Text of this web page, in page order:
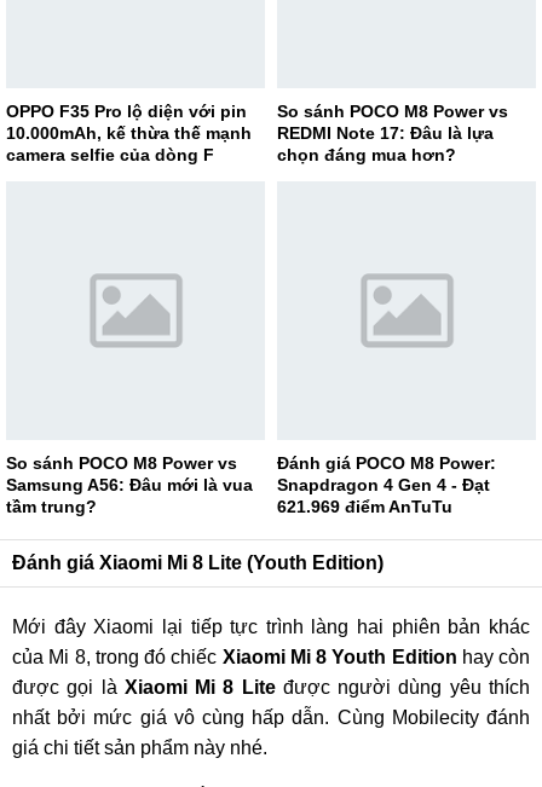
OPPO F35 Pro lộ diện với pin
10.000mAh, kế thừa thế mạnh
camera selfie của dòng F
So sánh POCO M8 Power vs
REDMI Note 17: Đâu là lựa
chọn đáng mua hơn?
So sánh POCO M8 Power vs
Samsung A56: Đâu mới là vua
tầm trung?
Đánh giá POCO M8 Power:
Snapdragon 4 Gen 4 - Đạt
621.969 điểm AnTuTu
Đánh giá Xiaomi Mi 8 Lite (Youth Edition)
Mới đây Xiaomi lại tiếp tực trình làng hai phiên bản khác
của Mi 8, trong đó chiếc Xiaomi Mi 8 Youth Edition hay còn
được gọi là Xiaomi Mi 8 Liteđược người dùng yêu thích
nhất bởi mức giá vô cùng hấp dẫn. Cùng Mobilecity đánh
giá chi tiết sản phẩm này nhé.